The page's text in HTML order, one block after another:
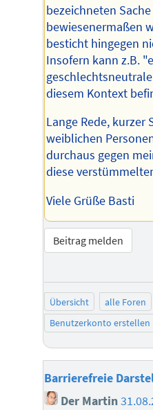
bezeichneten
bewiesenermaßen
besticht hingegen
Insofern kann z.B.
diesem Kontext
Lange Rede, kurzer
weiblichen
durchaus gegen
diese
Viele Grüße Basti
Beitrag melden
Übersicht alle Foren
Benutzerkonto erstellen
Barrierefreie
Der Martin